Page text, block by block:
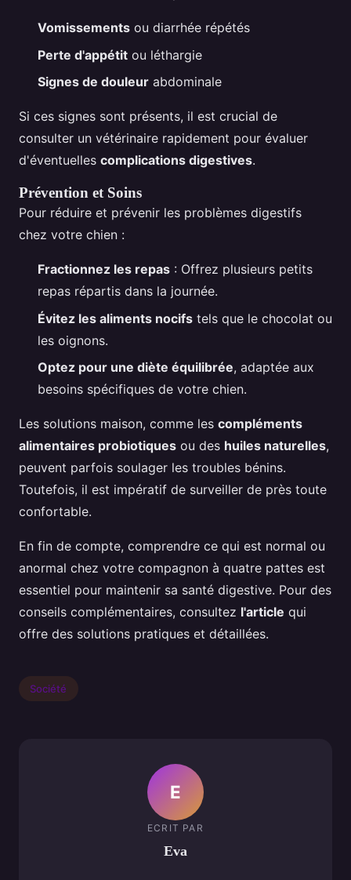
Vomissements ou diarrhée répétés
Perte d'appétit ou léthargie
Signes de douleur abdominale
Si ces signes sont présents, il est crucial de
consulter un vétérinaire rapidement pour évaluer
d'éventuelles complications digestives.
Prévention et Soins
Pour réduire et prévenir les problèmes digestifs
chez votre chien :
Fractionnez les repas : Offrez plusieurs petits
repas répartis dans la journée.
Évitez les aliments nocifs tels que le chocolat ou
les oignons.
Optez pour une diète équilibrée, adaptée aux
besoins spécifiques de votre chien.
Les solutions maison, comme les compléments
alimentaires probiotiques ou des huiles naturelles,
peuvent parfois soulager les troubles bénins.
Toutefois, il est impératif de surveiller de près toute
confortable.
En fin de compte, comprendre ce qui est normal ou
anormal chez votre compagnon à quatre pattes est
essentiel pour maintenir sa santé digestive. Pour des
conseils complémentaires, consultez l'article qui
offre des solutions pratiques et détaillées.
Société
E
ECRIT PAR
Eva